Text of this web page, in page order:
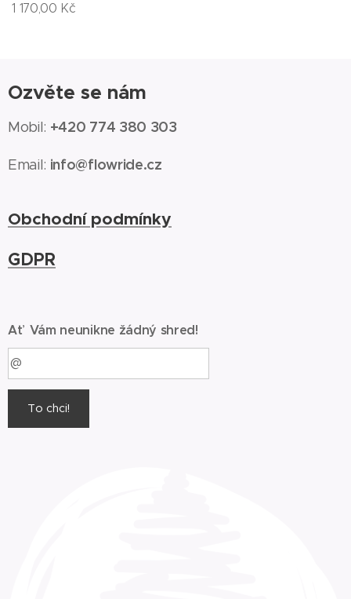
1 170,00 Kč
Ozvěte se nám
Mobil: +420 774 380 303
Email: info@flowride.cz
Obchodní podmínky
GDPR
Ať Vám neunikne žádný shred!
To chci!